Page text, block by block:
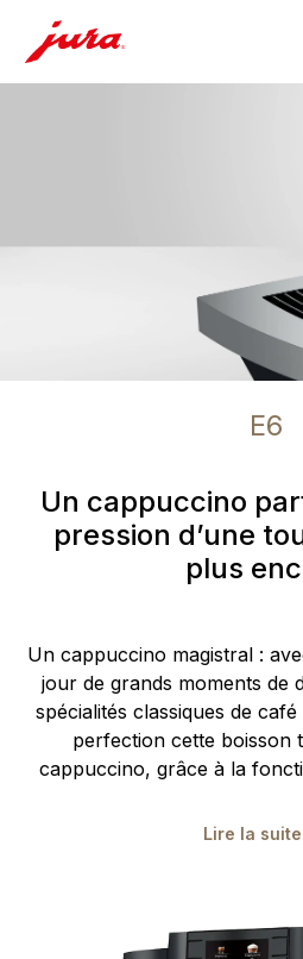
E6
Un cappuccino
pression d’une
plus
Un cappuccino magistral :
jour de grands moments de
spécialités classiques de
perfection cette boisson
cappuccino, grâce à la
Lire la suite